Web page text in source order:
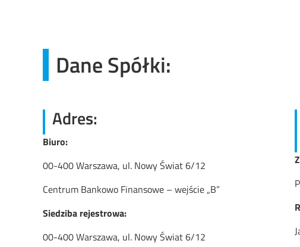
Dane Spółki:
Adres:
Biuro:
00-400 Warszawa, ul. Nowy Świat 6/12
Centrum Bankowo Finansowe – wejście „B”
Siedziba rejestrowa:
00-400 Warszawa, ul. Nowy Świat 6/12